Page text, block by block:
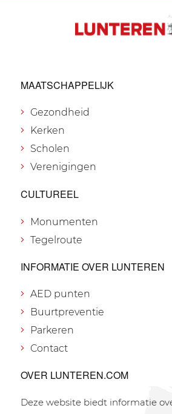
MAATSCHAPPELIJK
Gezondheid
Kerken
Scholen
Verenigingen
CULTUREEL
Monumenten
Tegelroute
INFORMATIE OVER LUNTEREN
AED punten
Buurtpreventie
Parkeren
Contact
OVER LUNTEREN.COM
Deze website biedt informatie